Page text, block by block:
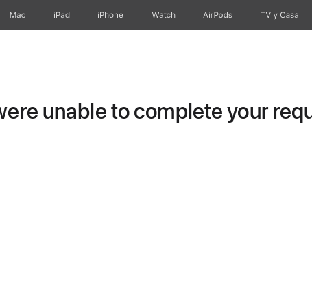
Mac iPad iPhone Watch AirPods TV & Casa
unable to complete your